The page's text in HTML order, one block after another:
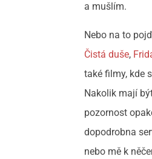
a mušlím.
Nebo na to
Čistá duše,
také filmy, kde
Nakolik mají
pozornost
dopodrobna
nebo mě k